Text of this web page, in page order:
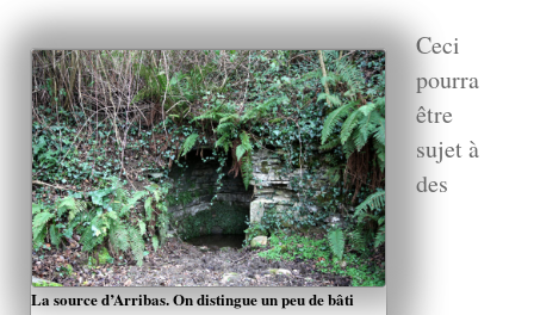
La source d’Arribas. On distingue un peu de bâti
Ceci
pourra
être
sujet à
des